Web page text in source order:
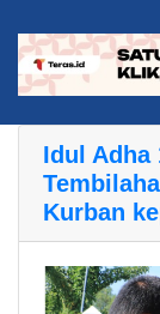
Idul Adha
Kurban